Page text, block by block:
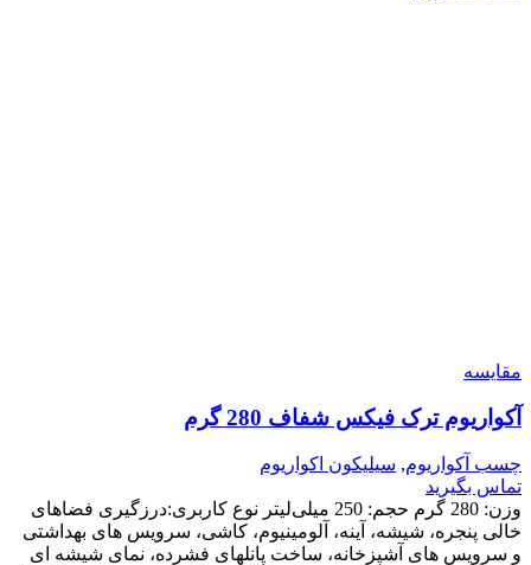
مقایسه
آکواریوم ترک فیکس شفاف 280 گرم
چسب آکواریوم, سیلیکون اکواریوم
تماس بگیرید
وزن: 280 گرم
حجم: 250 میلی‌لیتر
نوع کاربری:درزگیری فضاهای
خالی پنجره، شیشه، آینه، آلومینیوم، کاشی، سرویس های بهداشتی
و سرویس های آشپزخانه، ساخت پانلهای فشرده، نمای شیشه ای